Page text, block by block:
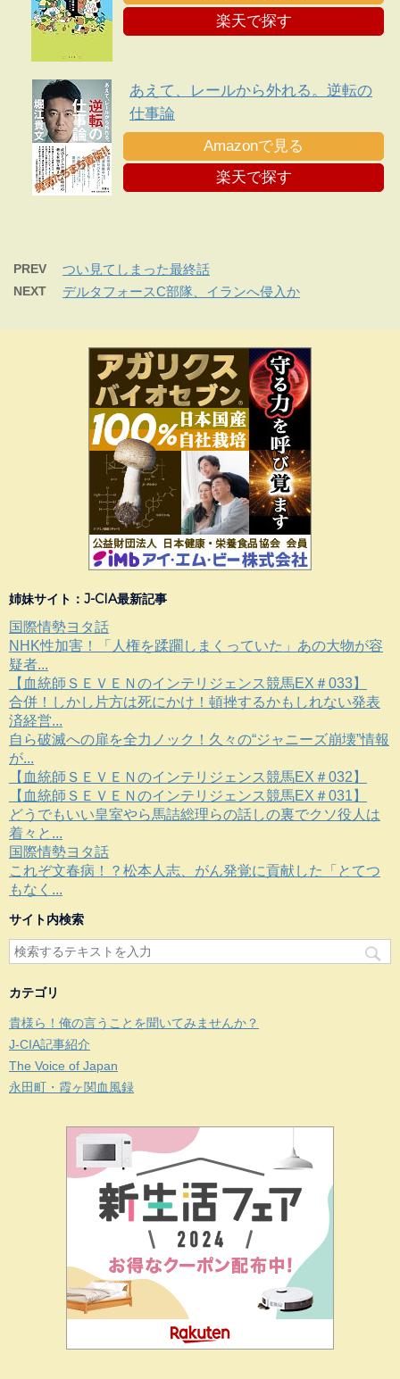
楽天で探す
あえて、レールから外れる。逆転の
仕事論
Amazonで見る
楽天で探す
PREV つい見てしまった最終話
NEXT デルタフォースC部隊、イランへ侵入か
姉妹サイト：J-CIA最新記事
国際情勢ヨタ話
NHK性加害！「人権を蹂躙しまくっていた」あの大物が容
疑者...
【血統師ＳＥＶＥＮのインテリジェンス競馬EX＃033】
合併！しかし片方は死にかけ！頓挫するかもしれない発表
済経営...
自ら破滅への扉を全力ノック！久々の“ジャニーズ崩壊”情報
が...
【血統師ＳＥＶＥＮのインテリジェンス競馬EX＃032】
【血統師ＳＥＶＥＮのインテリジェンス競馬EX＃031】
どうでもいい皇室やら馬詰総理らの話しの裏でクソ役人は
着々と...
国際情勢ヨタ話
これぞ文春病！？松本人志、がん発覚に貢献した「とてつ
もなく...
サイト内検索
カテゴリ
貴様ら！俺の言うことを聞いてみませんか？
J-CIA記事紹介
The Voice of Japan
永田町・霞ヶ関血風録